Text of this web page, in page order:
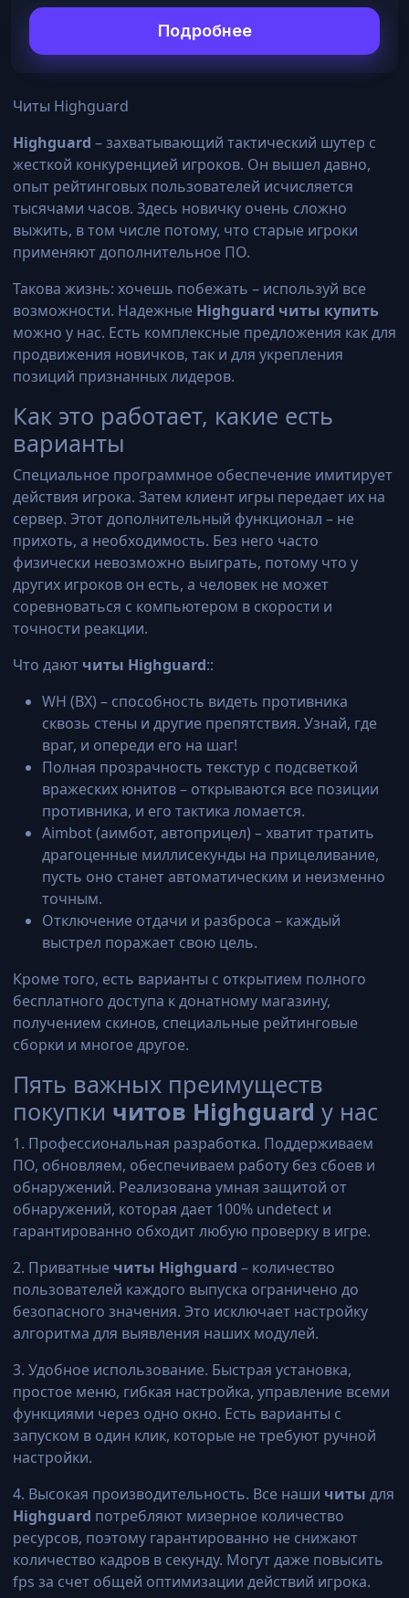
Подробнее
Читы Highguard
Highguard – захватывающий тактический шутер с
жесткой конкуренцией игроков. Он вышел давно,
опыт рейтинговых пользователей исчисляется
тысячами часов. Здесь новичку очень сложно
выжить, в том числе потому, что старые игроки
применяют дополнительное ПО.
Такова жизнь: хочешь побежать – используй все
возможности. Надежные Highguard читы купить
можно у нас. Есть комплексные предложения как для
продвижения новичков, так и для укрепления
позиций признанных лидеров.
Как это работает, какие есть
варианты
Специальное программное обеспечение имитирует
действия игрока. Затем клиент игры передает их на
сервер. Этот дополнительный функционал – не
прихоть, а необходимость. Без него часто
физически невозможно выиграть, потому что у
других игроков он есть, а человек не может
соревноваться с компьютером в скорости и
точности реакции.
Что дают читы Highguard::
WH (ВХ) – способность видеть противника
сквозь стены и другие препятствия. Узнай, где
враг, и опереди его на шаг!
Полная прозрачность текстур с подсветкой
вражеских юнитов – открываются все позиции
противника, и его тактика ломается.
Aimbot (аимбот, автоприцел) – хватит тратить
драгоценные миллисекунды на прицеливание,
пусть оно станет автоматическим и неизменно
точным.
Отключение отдачи и разброса – каждый
выстрел поражает свою цель.
Кроме того, есть варианты с открытием полного
бесплатного доступа к донатному магазину,
получением скинов, специальные рейтинговые
сборки и многое другое.
Пять важных преимуществ
покупки читов Highguard у нас
1. Профессиональная разработка. Поддерживаем
ПО, обновляем, обеспечиваем работу без сбоев и
обнаружений. Реализована умная защитой от
обнаружений, которая дает 100% undetect и
гарантированно обходит любую проверку в игре.
2. Приватные читы Highguard – количество
пользователей каждого выпуска ограничено до
безопасного значения. Это исключает настройку
алгоритма для выявления наших модулей.
3. Удобное использование. Быстрая установка,
простое меню, гибкая настройка, управление всеми
функциями через одно окно. Есть варианты с
запуском в один клик, которые не требуют ручной
настройки.
4. Высокая производительность. Все наши читы для
Highguard потребляют мизерное количество
ресурсов, поэтому гарантированно не снижают
количество кадров в секунду. Могут даже повысить
fps за счет общей оптимизации действий игрока.